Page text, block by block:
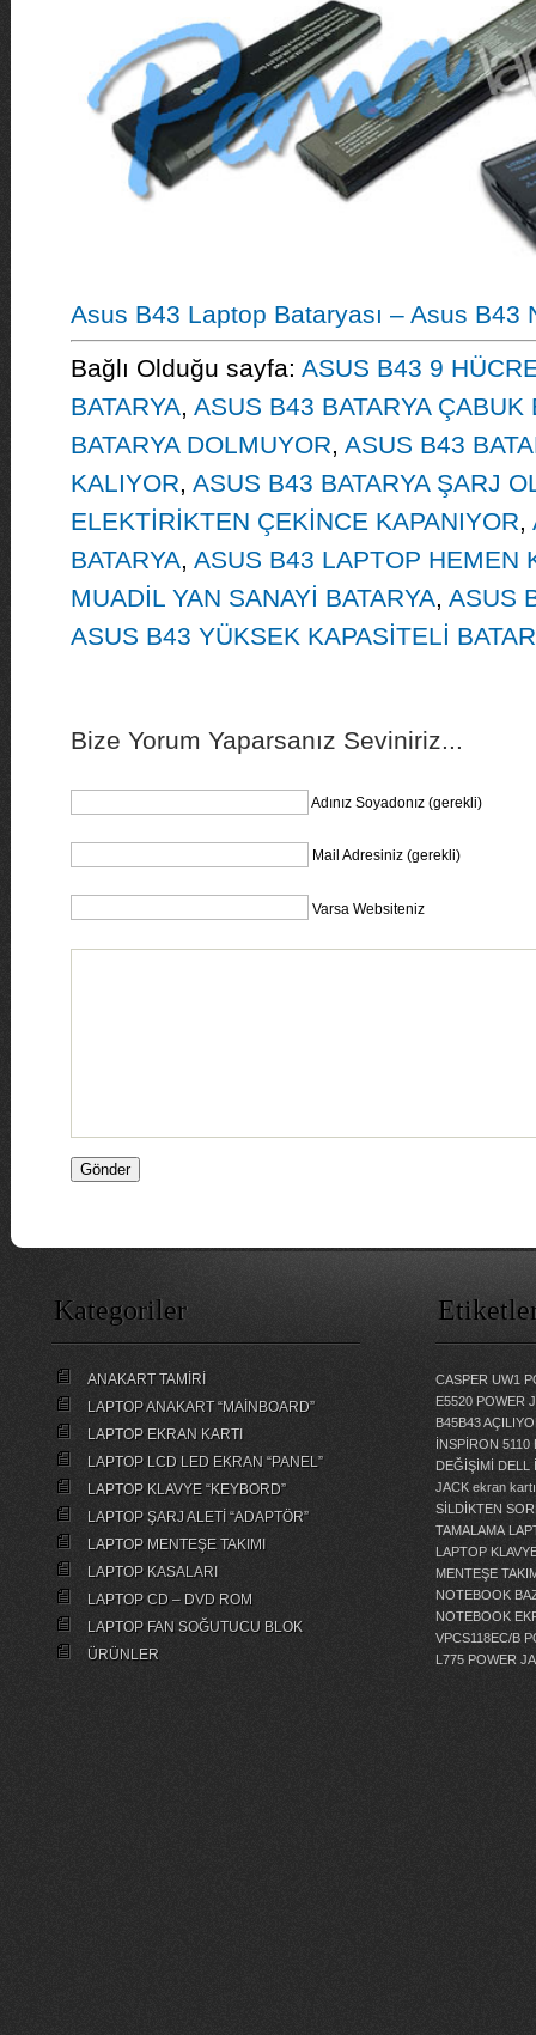
Asus B43 Laptop Bataryası – Asus B43
Bağlı Olduğu sayfa: ASUS B43 9
BATARYA, ASUS B43 BATARYA ÇABUK
BATARYA DOLMUYOR, ASUS B43
KALIYOR, ASUS B43 BATARYA ŞARJ
ELEKTİRİKTEN ÇEKİNCE KAPANIYOR,
BATARYA, ASUS B43 LAPTOP HEMEN
MUADİL YAN SANAYİ BATARYA, ASUS
ASUS B43 YÜKSEK KAPASİTELİ
Bize Yorum Yaparsanız Seviniriz...
Adınız Soyadonız (gerekli)
Mail Adresiniz (gerekli)
Varsa Websiteniz
Kategoriler
ANAKART TAMİRİ
LAPTOP ANAKART “MAİNBOARD”
LAPTOP EKRAN KARTI
LAPTOP LCD LED EKRAN “PANEL”
LAPTOP KLAVYE “KEYBORD”
LAPTOP ŞARJ ALETİ “ADAPTÖR”
LAPTOP MENTEŞE TAKIMI
LAPTOP KASALARI
LAPTOP CD – DVD ROM
LAPTOP FAN SOĞUTUCU BLOK
ÜRÜNLER
CASPER UW1
E5520 POWER
B45B43
İNSPİRON
DEĞİŞİMİ
DELL
JACK ekran
SİLDİKTEN
TAMALAMA
LAPTOP
MENTEŞE
NOTEBOOK
NOTEBOOK
VPCS118EC/B
L775 POWER